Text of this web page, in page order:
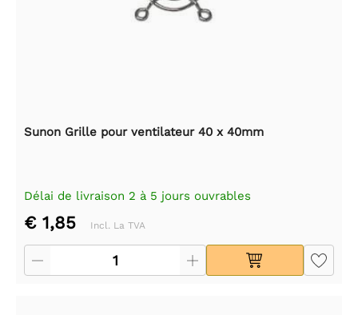
Sunon Grille pour ventilateur 40 x 40mm
Délai de livraison 2 à 5 jours ouvrables
€ 1,85 Incl. La TVA